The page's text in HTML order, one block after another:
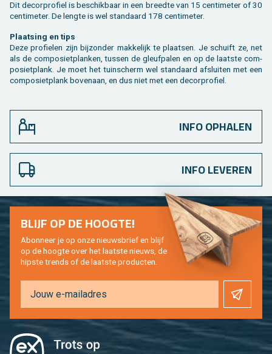
Dit de­cor­pro­fiel is be­schik­baar in een breed­te van 15 cen­ti­me­ter of 30
cen­ti­me­ter. De leng­te is wel stan­daard 178 cen­ti­me­ter.
Plaat­sing en tips
Deze pro­fie­len zijn bij­zon­der mak­ke­lijk te plaat­sen. Je schuift ze, net
als de com­po­siet­plan­ken, tus­sen de gleuf­pa­len en op de laat­ste com­
po­siet­plank. Je moet het tuin­scherm wel stan­daard af­slui­ten met een
com­po­siet­plank bo­ven­aan, en dus niet met een de­cor­pro­fiel.
INFO OPHALEN
INFO LEVEREN
BLIJF OP DE HOOG­TE!
Abon­neer je op onze nieuws­brief en blijf
op de hoog­te over het laat­ste nieuws, de
hip­s­te trends of de laat­ste pro­duc­ten.